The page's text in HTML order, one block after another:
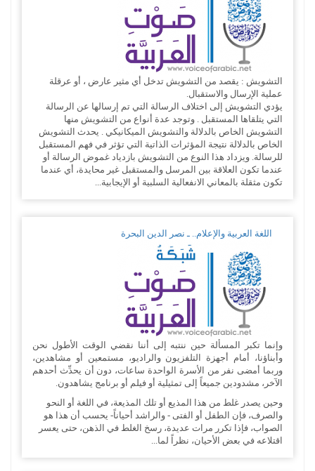
التشويش : يقصد من التشويش تدخل أي مثير عارض ، أو عرقلة
عملية الإرسال والاستقبال.
يؤدي التشويش إلى اختلاف الرسالة التي تم إرسالها عن الرسالة
التي يتلقاها المستقبل . وتوجد عدة أنواع من التشويش منها
التشويش الخاص بالدلالة والتشويش الميكانيكي . يحدث التشويش
الخاص بالدلالة نتيجة المؤثرات الذاتية التي تؤثر في فهم المستقبل
للرسالة. ويزداد هذا النوع من التشويش بازدياد غموض الرسالة أو
عندما تكون العلاقة بين المرسل والمستقبل غير محايدة، أي عندما
تكون مثقلة بالمعاني الانفعالية السلبية أو الإيجابية...
اللغة العربية والإعلام.. ـ نصر الدين البحرة
وإنما تكبر المسألة حين ننتبه إلى أننا نقضي الوقت الأطول نحن
وأبناؤنا، أمام أجهزة التلفزيون والراديو، مستمعين أو مشاهدين،
وربما أمضى نفر من الأسرة الواحدة ساعات، دون أن يحدِّث أحدهم
الآخر، مشدودين جميعاً إلى تمثيلية أو فيلم أو برنامج يشاهدون.‏
وحين يصدر غلط من هذا المذيع أو تلك المذيعة، في اللغة أو النحو
والصرف، فإن الطفل أو الفتى - والراشد أحياناً- يحسب أن هذا هو
الصواب، فإذا تكرر مرات عديدة، رسخ الغلط في الذهن، حتى يعسر
اقتلاعه في بعض الأحيان، نظراً لما...